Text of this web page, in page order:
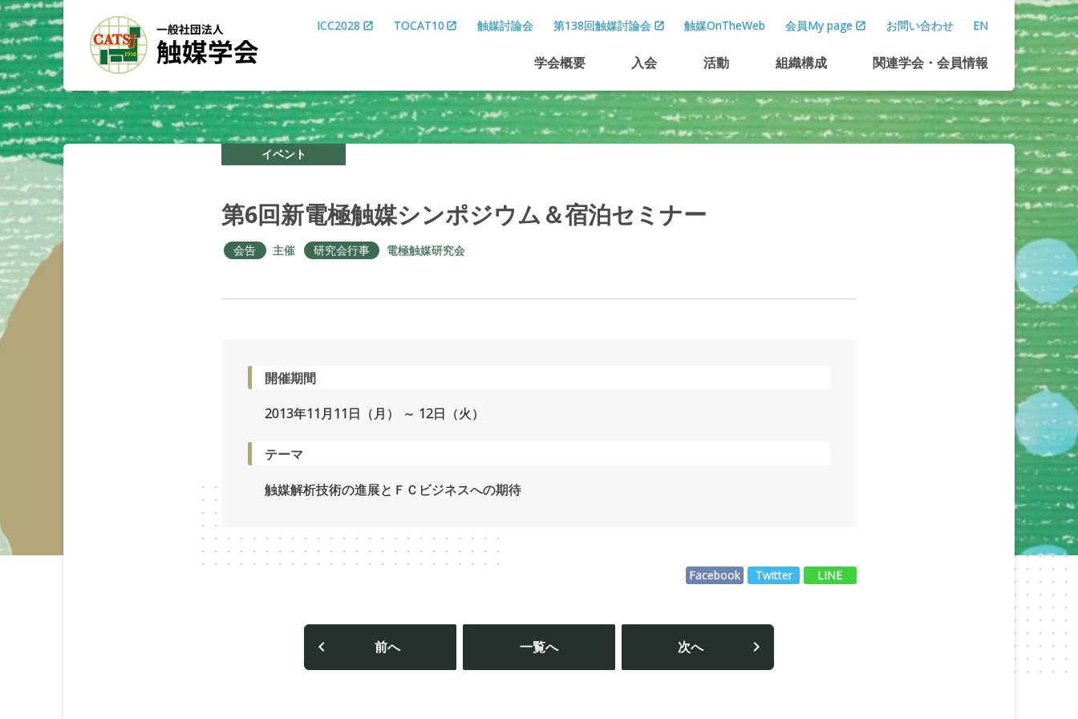
ICC2028 TOCAT10 触媒討論会 第138回触媒討論会 触媒OnTheWeb 会員My page お問い合わせ EN
学会概要 入会 活動 組織構成 関連学会 ・会員情報
イベント
第6回新電極触媒シンポジウム ＆宿泊セミナー
会告 主催 研究会行事 電極触媒研究会
開催期間
2013年11月11日（月） ～ 12日（火）
テーマ
触媒解析技術の進展とＦＣビジネスへの期待
Facebook Twitter LINE
投
稿
ナ
ビ
前へ 一覧へ 次へ